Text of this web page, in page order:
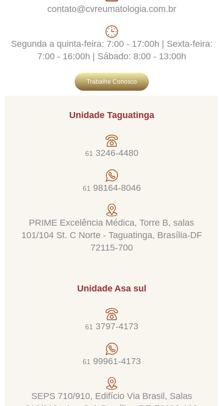
contato@cvreumatologia.com.br
Segunda a quinta-feira: 7:00 - 17:00h | Sexta-feira:
7:00 - 16:00h | Sábado: 8:00 - 13:00h
Trabalhe Conosco
Unidade Taguatinga
61 3246-4480
61 98164-8046
PRIME Excelência Médica, Torre B, salas
101/104 St. C Norte - Taguatinga, Brasília-DF
72115-700
Unidade Asa sul
61 3797-4173
61 99961-4173
SEPS 710/910, Edifício Via Brasil, Salas